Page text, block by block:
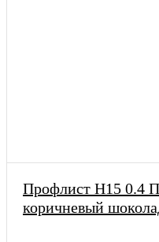
Профлист Н15 0.4
коричневый